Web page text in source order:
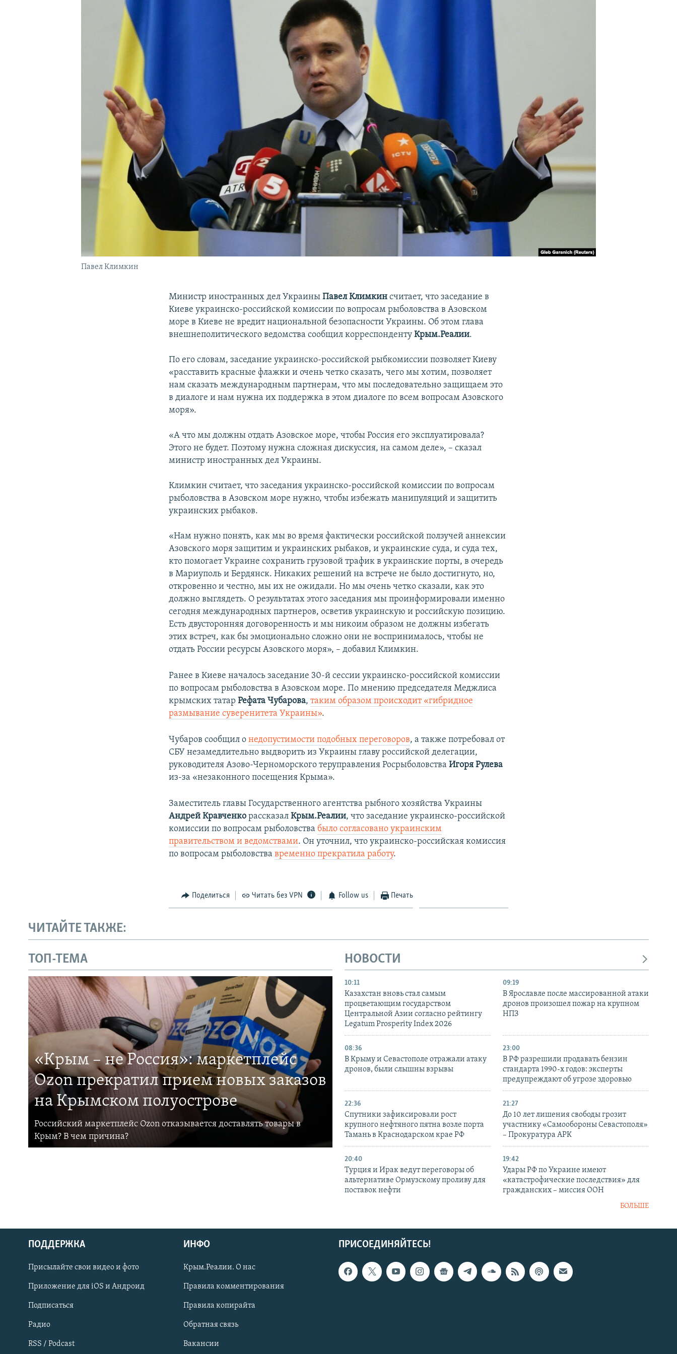
Українською
Qırımtatar
ПРИСОЕДИНЯЙТЕСЬ!
Павел Климкин
Министр иностранных дел УкраиныПавел Климкин считает, что заседание в
Киеве украинско-российской комиссии по вопросам рыболовства в Азовском
море в Киеве не вредит национальной безопасности Украины. Об этом глава
внешнеполитического ведомства сообщил корреспондентуКрым.Реалии.
По его словам, заседание украинско-российской рыбкомиссии позволяет Киеву
«расставить красные флажки и очень четко сказать, чего мы хотим, позволяет
нам сказать международным партнерам, что мы последовательно защищаем это
в диалоге и нам нужна их поддержка в этом диалоге по всем вопросам Азовского
моря».
«А что мы должны отдать Азовское море, чтобы Россия его эксплуатировала?
Этого не будет. Поэтому нужна сложная дискуссия, на самом деле», – сказал
министр иностранных дел Украины.
Климкин считает, что заседания украинско-российской комиссии по вопросам
рыболовства в Азовском море нужно, чтобы избежать манипуляций и защитить
украинских рыбаков.
«Нам нужно понять, как мы во время фактически российской ползучей аннексии
Азовского моря защитим и украинских рыбаков, и украинские суда, и суда тех,
кто помогает Украине сохранить грузовой трафик в украинские порты, в очередь
в Мариуполь и Бердянск. Никаких решений на встрече не было достигнуто, но,
откровенно и честно, мы их не ожидали. Но мы очень четко сказали, как это
должно выглядеть. О результатах этого заседания мы проинформировали именно
сегодня международных партнеров, осветив украинскую и российскую позицию.
Есть двусторонняя договоренность и мы никоим образом не должны избегать
этих встреч, как бы эмоционально сложно они не воспринималось, чтобы не
отдать России ресурсы Азовского моря», – добавил Климкин.
Ранее в Киеве началось заседание 30-й сессии украинско-российской комиссии
по вопросам рыболовства в Азовском море. По мнению председателя Меджлиса
крымских татарРефата Чубарова,таким образом происходит «гибридное
размывание суверенитета Украины».
Чубаров сообщил онедопустимости подобных переговоров, а также потребовал от
СБУ незамедлительно выдворить из Украины главу российской делегации,
руководителя Азово-Черноморского теруправления РосрыболовстваИгоря Рулева
из-за «незаконного посещения Крыма».
Заместитель главы Государственного агентства рыбного хозяйства Украины
Андрей КравченкорассказалКрым.Реалии, что заседание украинско-российской
комиссии​ по вопросам рыболовства было согласовано украинским
правительством и ведомствами. ​Он уточнил, что украинско-российская комиссия
по вопросам рыболовствавременно прекратила работу.
Поделиться Читать без VPN Follow us Печать
ЧИТАЙТЕ ТАКЖЕ:
ТОП-ТЕМА
«Крым – не Россия»: маркетплейс
Ozon прекратил прием новых заказов
на Крымском полуострове
Российский маркетплейс Ozon отказывается доставлять товары в
Крым? В чем причина?
НОВОСТИ
10:11
Казахстан вновь стал самым
процветающим государством
Центральной Азии согласно рейтингу
Legatum Prosperity Index 2026
09:19
В Ярославле после массированной атаки
дронов произошел пожар на крупном
НПЗ
08:36
В Крыму и Севастополе отражали атаку
дронов, были слышны взрывы
23:00
В РФ разрешили продавать бензин
стандарта 1990-х годов: эксперты
предупреждают об угрозе здоровью
22:36
Спутники зафиксировали рост
крупного нефтяного пятна возле порта
Тамань в Краснодарском крае РФ
21:27
До 10 лет лишения свободы грозит
участнику «Самообороны Севастополя»
– Прокуратура АРК
20:40
Турция и Ирак ведут переговоры об
альтернативе Ормузскому проливу для
поставок нефти
19:42
Удары РФ по Украине имеют
«катастрофические последствия» для
гражданских – миссия ООН
БОЛЬШЕ
ПРИСОЕДИНЯЙТЕСЬ!
ПОДДЕРЖКА
Присылайте свои видео и фото
Приложение для iOS и Андроид
Подписаться
Радио
RSS / Podcast
ИНФО
Крым.Реалии. О нас
Правила комментирования
Правила копирайта
Обратная связь
Вакансии